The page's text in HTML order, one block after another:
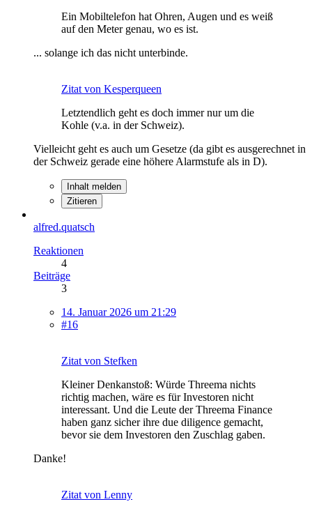
Ein Mobiltelefon hat Ohren, Augen und es weiß
auf den Meter genau, wo es ist.
... solange ich das nicht unterbinde.
Zitat von Kesperqueen
Letztendlich geht es doch immer nur um die
Kohle (v.a. in der Schweiz).
Vielleicht geht es auch um Gesetze (da gibt es ausgerechnet in
der Schweiz gerade eine höhere Alarmstufe als in D).
Inhalt melden
Zitieren
alfred.quatsch
Reaktionen
4
Beiträge
3
14. Januar 2026 um 21:29
#16
Zitat von Stefken
Kleiner Denkanstoß: Würde Threema nichts
richtig machen, wäre es für Investoren nicht
interessant. Und die Leute der Threema Finance
haben ganz sicher ihre due diligence gemacht,
bevor sie dem Investoren den Zuschlag gaben.
Danke!
Zitat von Lenny